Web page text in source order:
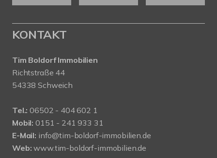
KONTAKT
Tim Boldorf Immobilien
Richtstraße 44
54338 Schweich
Tel.: 06502 - 404 602 1
Mobil: 0151 - 241 933 31
E-Mail: info@tim-boldorf-immobilien.de
Web:www.tim-boldorf-immobilien.de